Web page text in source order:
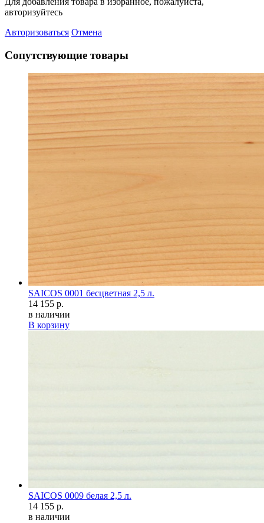
авторизуйтесь
Авторизоваться Отмена
Сопутствующие товары
SAICOS 0001 бесцветная 2,5 л.
14 155 р.
в наличии
В корзину
SAICOS 0009 белая 2,5 л.
14 155 р.
в наличии